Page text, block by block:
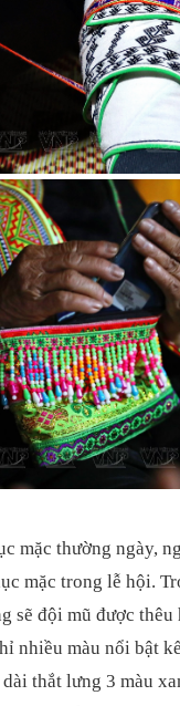
mặc thường ngày,
mặc trong lễ hội.
sẽ đội mũ được thêu
nhiều màu nổi bật
thắt lưng 3 màu